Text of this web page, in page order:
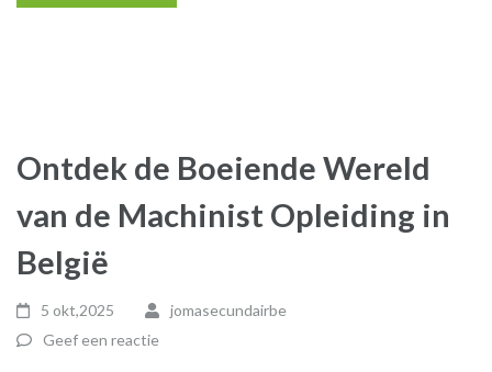
Ontdek de Boeiende Wereld
van de Machinist Opleiding in
België
5 okt,2025
jomasecundairbe
Geef een reactie